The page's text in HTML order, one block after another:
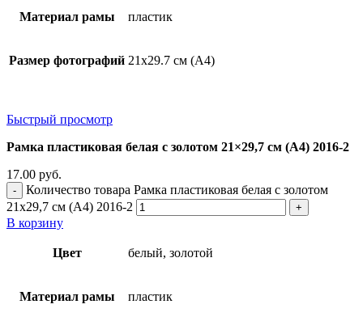
Материал рамы пластик
Размер фотографий 21х29.7 см (А4)
Быстрый просмотр
Рамка пластиковая белая с золотом 21×29,7 см (А4) 2016-2
17.00 руб.
Количество товара Рамка пластиковая белая с золотом
21x29,7 см (А4) 2016-2
В корзину
Цвет белый, золотой
Материал рамы пластик